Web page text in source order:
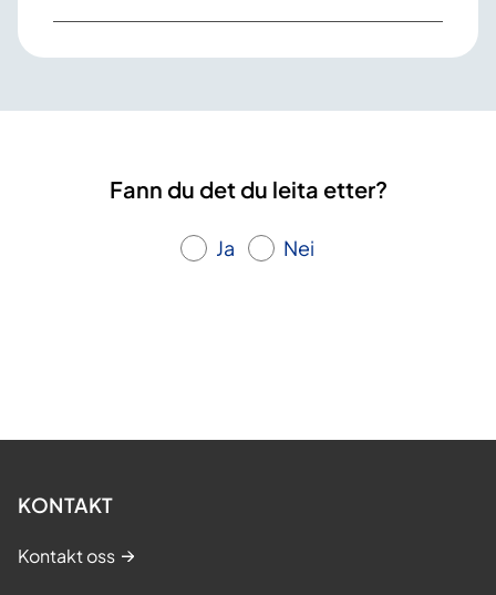
Fann du det du leita etter?
Ja Nei
KONTAKT
Kontakt oss